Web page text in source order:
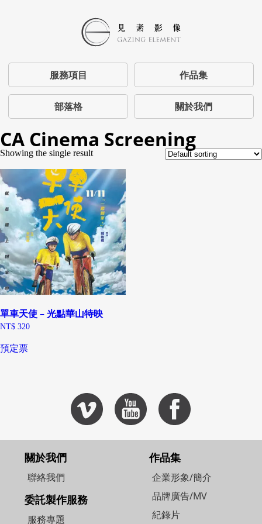
服務項目 作品集
部落格 關於我們
CA Cinema Screening
Showing the single result
單車天使 – 光點華山特映
NT$ 320
預定票
關於我們
聯絡我們
委託製作服務
服務專題
作品集
企業形象/簡介
品牌廣告/MV
紀錄片